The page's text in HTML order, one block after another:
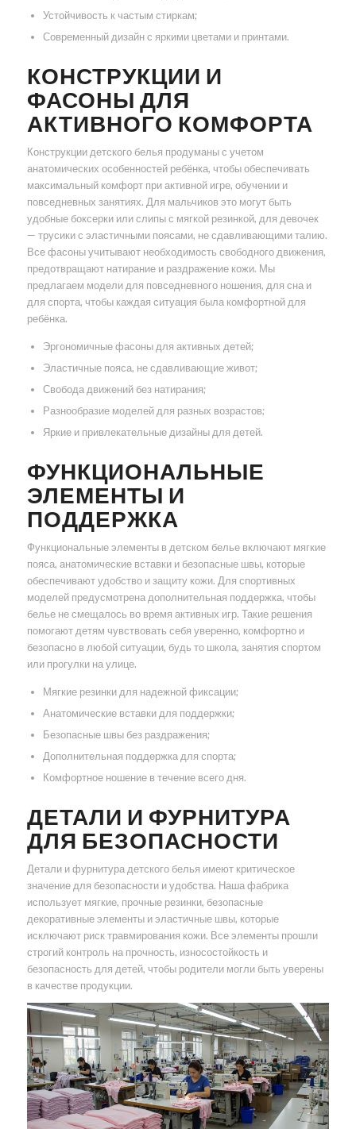
Устойчивость к частым стиркам;
Современный дизайн с яркими цветами и принтами.
КОНСТРУКЦИИ И
ФАСОНЫ ДЛЯ
АКТИВНОГО КОМФОРТА
Конструкции детского белья продуманы с учетом
анатомических особенностей ребёнка, чтобы обеспечивать
максимальный комфорт при активной игре, обучении и
повседневных занятиях. Для мальчиков это могут быть
удобные боксерки или слипы с мягкой резинкой, для девочек
— трусики с эластичными поясами, не сдавливающими талию.
Все фасоны учитывают необходимость свободного движения,
предотвращают натирание и раздражение кожи. Мы
предлагаем модели для повседневного ношения, для сна и
для спорта, чтобы каждая ситуация была комфортной для
ребёнка.
Эргономичные фасоны для активных детей;
Эластичные пояса, не сдавливающие живот;
Свобода движений без натирания;
Разнообразие моделей для разных возрастов;
Яркие и привлекательные дизайны для детей.
ФУНКЦИОНАЛЬНЫЕ
ЭЛЕМЕНТЫ И
ПОДДЕРЖКА
Функциональные элементы в детском белье включают мягкие
пояса, анатомические вставки и безопасные швы, которые
обеспечивают удобство и защиту кожи. Для спортивных
моделей предусмотрена дополнительная поддержка, чтобы
белье не смещалось во время активных игр. Такие решения
помогают детям чувствовать себя уверенно, комфортно и
безопасно в любой ситуации, будь то школа, занятия спортом
или прогулки на улице.
Мягкие резинки для надежной фиксации;
Анатомические вставки для поддержки;
Безопасные швы без раздражения;
Дополнительная поддержка для спорта;
Комфортное ношение в течение всего дня.
ДЕТАЛИ И ФУРНИТУРА
ДЛЯ БЕЗОПАСНОСТИ
Детали и фурнитура детского белья имеют критическое
значение для безопасности и удобства. Наша фабрика
использует мягкие, прочные резинки, безопасные
декоративные элементы и эластичные швы, которые
исключают риск травмирования кожи. Все элементы прошли
строгий контроль на прочность, износостойкость и
безопасность для детей, чтобы родители могли быть уверены
в качестве продукции.